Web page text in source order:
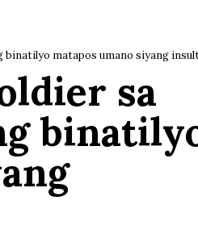
binatilyo matapos umano siyang
sa